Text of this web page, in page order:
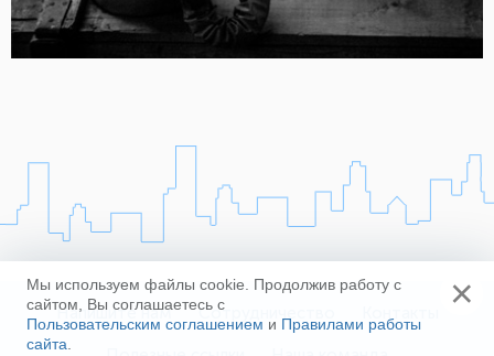
Напишите нам Сотрудничество
Мы используем файлы cookie. Продолжив работу с
сайтом, Вы соглашаетесь с
Пользовательским соглашением и Правилами работы
сайта
×